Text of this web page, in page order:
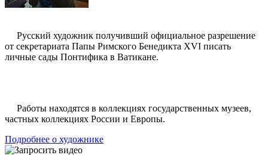
Русский художник получивший официальное разрешение
от секретариата Папы Римского Бенедикта XVI писать
личные сады Понтифика в Ватикане.
Работы находятся в коллекциях государственных музеев,
частных коллекциях России и Европы.
Подробнее о художнике